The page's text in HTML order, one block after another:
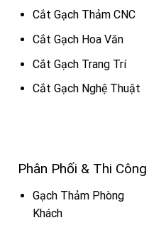
Cắt Gạch Thảm CNC
Cắt Gạch Hoa Văn
Cắt Gạch Trang Trí
Cắt Gạch Nghệ Thuật
Phân Phối & Thi Công
Gạch Thảm Phòng
Khách